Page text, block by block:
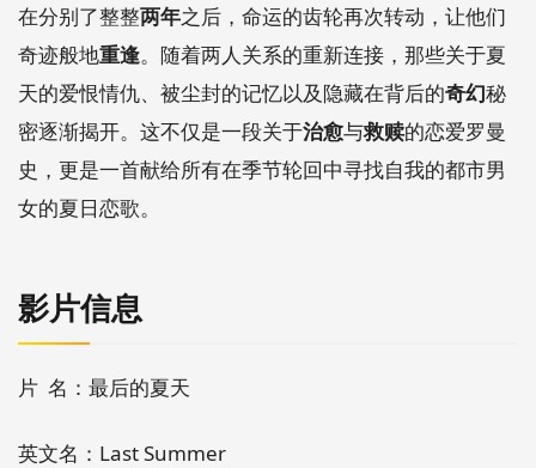
在分别了整整两年之后，命运的齿轮再次转动，让他们
奇迹般地重逢。随着两人关系的重新连接，那些关于夏
天的爱恨情仇、被尘封的记忆以及隐藏在背后的奇幻秘
密逐渐揭开。这不仅是一段关于治愈与救赎的恋爱罗曼
史，更是一首献给所有在季节轮回中寻找自我的都市男
女的夏日恋歌。
影片信息
片 名：最后的夏天
英文名：Last Summer